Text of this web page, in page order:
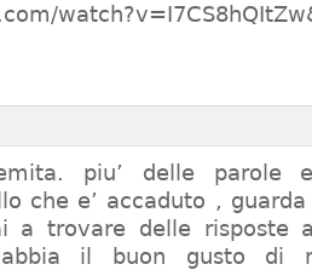
piu’ delle parole
che e’ accaduto , guarda
a trovare delle risposte
il buon gusto di